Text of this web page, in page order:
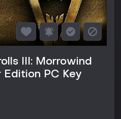
III: Morrowind
PC Key